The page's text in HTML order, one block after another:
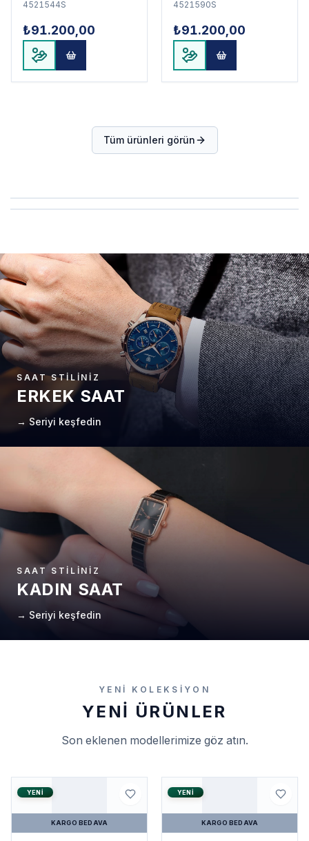
4521544S
₺91.200,00
4521590S
₺91.200,00
Tüm ürünleri görün
SAAT STILINIZ
ERKEK SAAT
→ Seriyi keşfedin
SAAT STILINIZ
KADIN SAAT
→ Seriyi keşfedin
YENI KOLEKSIYON
YENI ÜRÜNLER
Son eklenen modellerimize göz atın.
YENI
KARGO BEDAVA
YENI
KARGO BEDAVA